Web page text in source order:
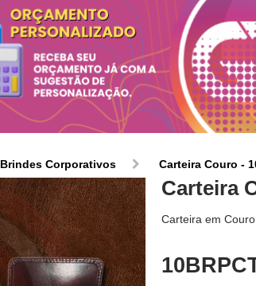
Brindes Corporativos Carteira Couro -
Carteira
Carteira em